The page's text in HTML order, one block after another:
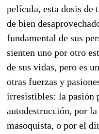
película, esta dosis de
de bien
fundamental de sus
sienten uno por otro
de sus vidas, pero es
otras fuerzas y
irresistibles: la pasión
autodestrucción, por
masoquista, o por el